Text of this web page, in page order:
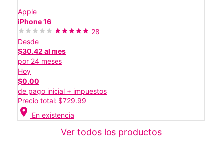
Apple
iPhone 16
28
Desde
$30.42 al mes
por 24 meses
Hoy
$0.00
de pago inicial + impuestos
Precio total: $729.99
location_on En existencia
Ver todos los productos